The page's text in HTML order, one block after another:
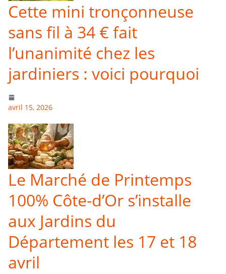
Cette mini tronçonneuse
sans fil à 34 € fait
l’unanimité chez les
jardiniers : voici pourquoi
avril 15, 2026
Le Marché de Printemps
100% Côte-d’Or s’installe
aux Jardins du
Département les 17 et 18
avril